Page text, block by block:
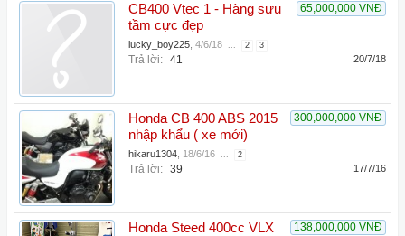
65,000,000 VNĐ
CB400 Vtec 1 - Hàng sưu
tầm cực đẹp
lucky_boy225 4/6/18 ... 2 3
Trả lời: 41 20/7/18
300,000,000 VNĐ
Honda CB 400 ABS 2015
nhập khẩu ( xe mới)
hikaru1304 18/6/16 ... 2
Trả lời: 39 17/7/16
138,000,000 VNĐ
Honda Steed 400cc VLX